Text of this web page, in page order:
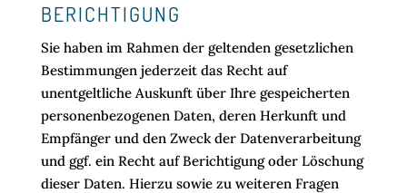
BERICHTIGUNG
Sie haben im Rahmen der geltenden gesetzlichen
Bestimmungen jederzeit das Recht auf
unentgeltliche Auskunft über Ihre gespeicherten
personenbezogenen Daten, deren Herkunft und
Empfänger und den Zweck der Datenverarbeitung
und ggf. ein Recht auf Berichtigung oder Löschung
dieser Daten. Hierzu sowie zu weiteren Fragen